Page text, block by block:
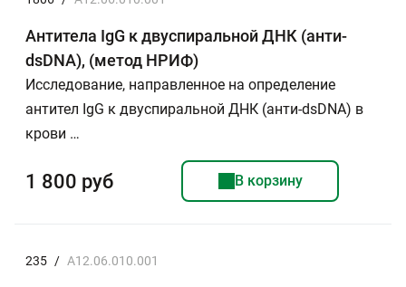
Антитела IgG к двуспиральной ДНК (анти-
dsDNA), (метод НРИФ)
Исследование, направленное на определение
антител IgG к двуспиральной ДНК (анти-dsDNA) в
крови …
1 800 руб В корзину
235 / A12.06.010.001